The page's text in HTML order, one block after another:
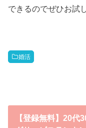
できるのでぜひお試
婚活
【登録無料】20代